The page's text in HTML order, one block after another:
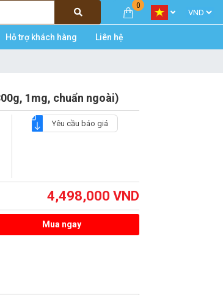
0
Hỗ trợ khách hàng Liên hệ
1mg, chuẩn ngoài)
Yêu cầu báo giá
4,498,000 VND
Mua ngay